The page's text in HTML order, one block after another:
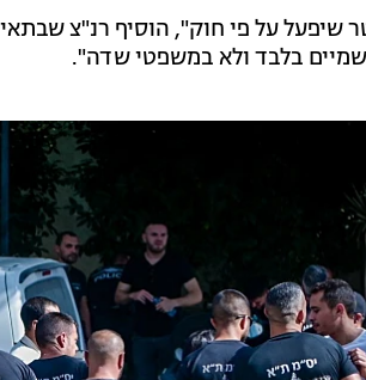
שיפעל על פי חוק", הוסיף רנ"צ
בלבד ולא במשפטי שדה".